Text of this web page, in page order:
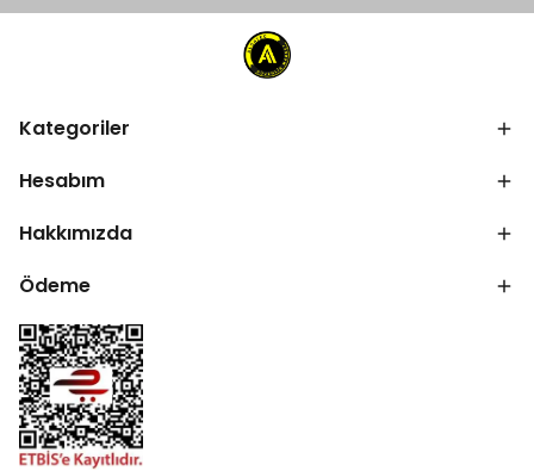
Kategoriler
Hesabım
Hakkımızda
Ödeme